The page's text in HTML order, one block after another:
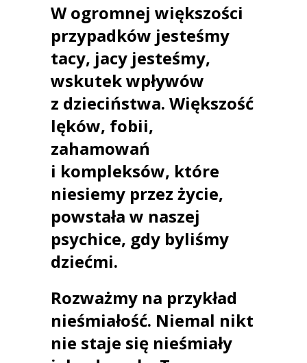
W ogromnej większości
przypadków jesteśmy
tacy, jacy jesteśmy,
wskutek wpływów
z dzieciństwa. Większość
lęków, fobii,
zahamowań
i kompleksów, które
niesiemy przez życie,
powstała w naszej
psychice, gdy byliśmy
dziećmi.
Rozważmy na przykład
nieśmiałość. Niemal nikt
nie staje się nieśmiały